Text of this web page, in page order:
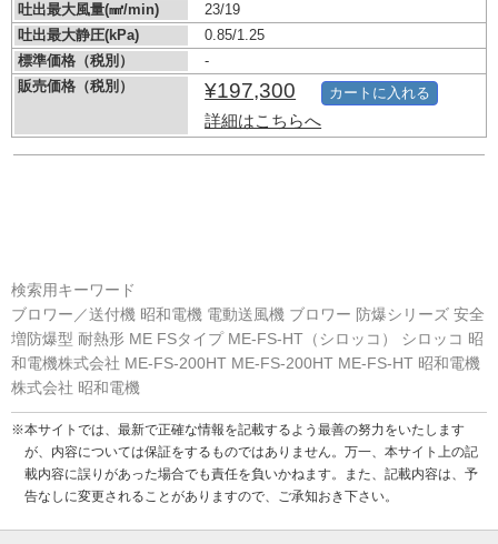
吐出最大風量(㎣/min)
23/19
吐出最大静圧(kPa)
0.85/1.25
標準価格（税別）
-
販売価格（税別）
¥197,300
詳細はこちらへ
カートに入れる
検索用キーワード
ブロワー／送付機 昭和電機 電動送風機 ブロワー 防爆シリーズ 安全
増防爆型 耐熱形 ME FSタイプ ME-FS-HT（シロッコ） シロッコ 昭
和電機株式会社 ME-FS-200HT ME-FS-200HT ME-FS-HT 昭和電機
株式会社 昭和電機
※本サイトでは、最新で正確な情報を記載するよう最善の努力をいたします
が、内容については保証をするものではありません。万一、本サイト上の記
載内容に誤りがあった場合でも責任を負いかねます。また、記載内容は、予
告なしに変更されることがありますので、ご承知おき下さい。